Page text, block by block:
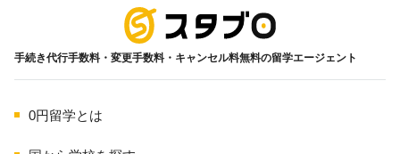
手続き代行手数料・変更手数料・キャンセル料無料の留学エージェント
0円留学とは